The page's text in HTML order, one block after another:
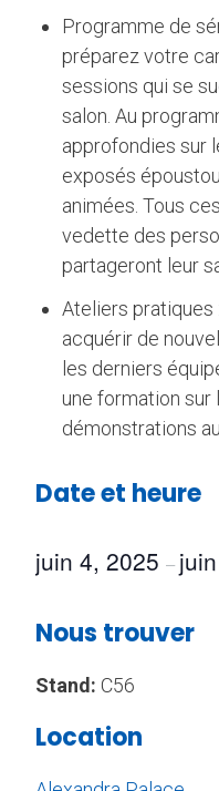
Programme de
préparez votre
sessions qui se
salon. Au
approfondies sur
exposés
animées. Tous
vedette des
partageront leur
Ateliers pratiques
acquérir de
les derniers
une formation sur
démonstrations
Date et heure
juin 4, 2025 –
Nous trouver
Stand: C56
Location